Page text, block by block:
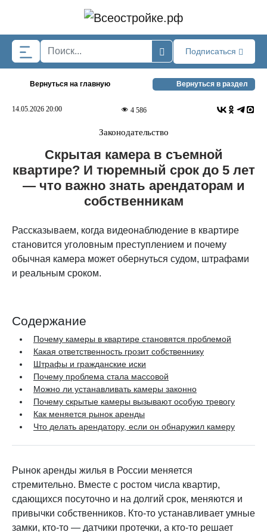
Подписаться
Вернуться на главную Вернуться в раздел
14.05.2026 20:00 4 586
Законодательство
Скрытая камера в съемной
квартире? И тюремный срок до 5 лет
— что важно знать арендаторам и
собственникам
Рассказываем, когда видеонаблюдение в квартире
становится уголовным преступлением и почему
обычная камера может обернуться судом, штрафами
и реальным сроком.
Содержание
Почему камеры в квартире становятся проблемой
Какая ответственность грозит собственнику
Штрафы и гражданские иски
Почему проблема стала массовой
Можно ли устанавливать камеры законно
Почему скрытые камеры вызывают особую тревогу
Как меняется рынок аренды
Что делать арендатору, если он обнаружил камеру
Рынок аренды жилья в России меняется
стремительно. Вместе с ростом числа квартир,
сдающихся посуточно и на долгий срок, меняются и
привычки собственников. Кто-то устанавливает умные
замки, кто-то — датчики протечки, а кто-то решает